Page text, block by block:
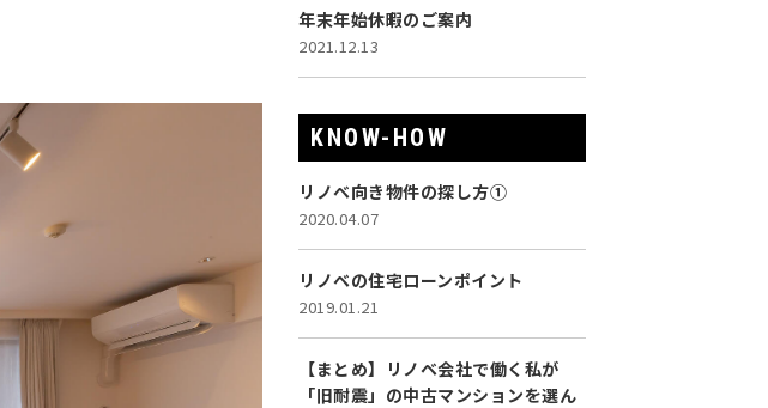
年末年始休暇のご案内
2021.12.13
KNOW-HOW
リノベ向き物件の探し方①
2020.04.07
リノベの住宅ローンポイント
2019.01.21
【まとめ】リノベ会社で働く私が
「旧耐震」の中古マンションを選ん